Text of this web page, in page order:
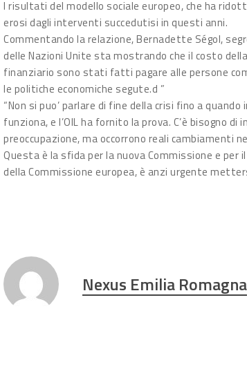
I risultati del modello sociale europeo, che ha
erosi dagli interventi succedutisi in questi anni.
Commentando la relazione, Bernadette Ségol,
delle Nazioni Unite sta mostrando che il costo
finanziario sono stati fatti pagare alle persone
le politiche economiche segute.d ”
“Non si puo’ parlare di fine della crisi fino a
funziona, e l’OIL ha fornito la prova. C’è bisogno
preoccupazione, ma occorrono reali cambiamenti
Questa è la sfida per la nuova Commissione e
della Commissione europea, è anzi urgente
Nexus Emilia Romagna